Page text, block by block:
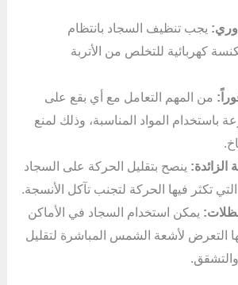
يجب تنظيف السجاد بانتظام
كهربائية للتخلص من الأتربة
من المهم التعامل مع أي بقع على
باستخدام المواد المناسبة، وذلك لمنع
الزائدة: ينصح بتقليل الحركة على السجاد
تكثر فيها الحركة لتجنب تآكل الأنسجة.
يمكن استخدام السجاد في الأماكن
التعرض لأشعة الشمس المباشرة لتقليل
والتشقق.